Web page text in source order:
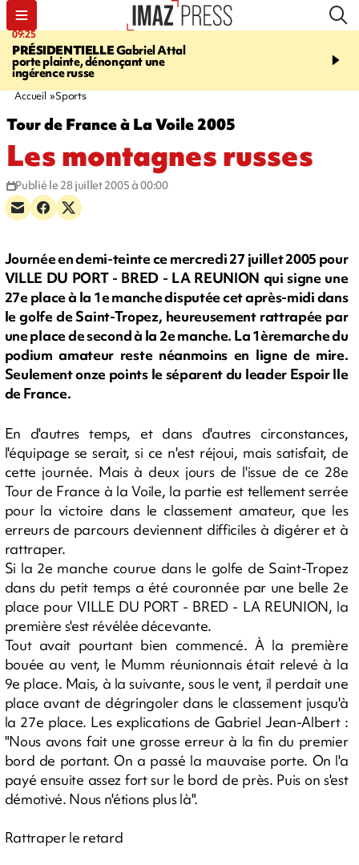
09:25
PRÉSIDENTIELLEGabriel Attal
porte plainte, dénonçant une
ingérence russe
11:43
accident après le virage
Accueil Sports
Tour de France à La Voile 2005
Les montagnes russes
Publié le 28 juillet 2005 à 00:00
Journée en demi-teinte ce mercredi 27 juillet 2005 pour
VILLE DU PORT - BRED - LA REUNION qui signe une
27e place à la 1e manche disputée cet après-midi dans
le golfe de Saint-Tropez, heureusement rattrapée par
une place de second à la 2e manche. La 1èremarche du
podium amateur reste néanmoins en ligne de mire.
Seulement onze points le séparent du leader Espoir Ile
de France.
En d'autres temps, et dans d'autres circonstances,
l'équipage se serait, si ce n'est réjoui, mais satisfait, de
cette journée. Mais à deux jours de l'issue de ce 28e
Tour de France à la Voile, la partie est tellement serrée
pour la victoire dans le classement amateur, que les
erreurs de parcours deviennent difficiles à digérer et à
rattraper.
Si la 2e manche courue dans le golfe de Saint-Tropez
dans du petit temps a été couronnée par une belle 2e
place pour VILLE DU PORT - BRED - LA REUNION, la
première s'est révélée décevante.
Tout avait pourtant bien commencé. À la première
bouée au vent, le Mumm réunionnais était relevé à la
9e place. Mais, à la suivante, sous le vent, il perdait une
place avant de dégringoler dans le classement jusqu'à
la 27e place. Les explications de Gabriel Jean-Albert :
"Nous avons fait une grosse erreur à la fin du premier
bord de portant. On a passé la mauvaise porte. On l'a
payé ensuite assez fort sur le bord de près. Puis on s'est
démotivé. Nous n'étions plus là".
Rattraper le retard